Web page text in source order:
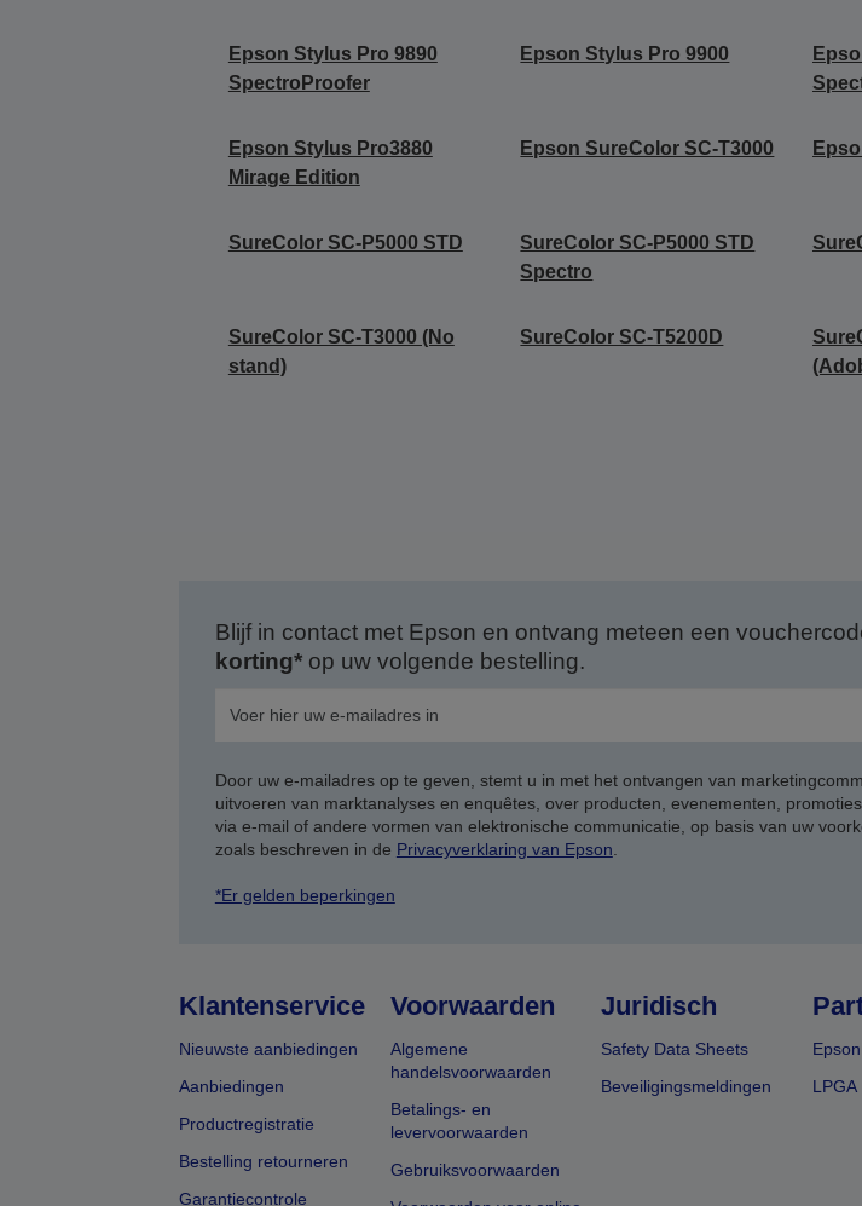
Epson Stylus Pro 9890
SpectroProofer
Epson Stylus Pro 9900
Epson Stylus Pro3880
Mirage Edition
Epson SureColor SC-T3000
SureColor SC-P5000 STD
SureColor SC-P5000 STD
Spectro
SureColor SC-T3000 (No
stand)
SureColor SC-T5200D
Blijf in contact met Epson en ontvang meteen een
korting*op uw volgende bestelling.
Door uw e-mailadres op te geven, stemt u in met het ontvangen van
uitvoeren van marktanalyses en enquêtes, over producten, evenementen,
via e-mail of andere vormen van elektronische communicatie, op basis van uw
zoals beschreven in de Privacyverklaring van Epson
*Er gelden beperkingen
Klantenservice
Nieuwste aanbiedingen
Aanbiedingen
Productregistratie
Bestelling retourneren
Garantiecontrole
Voorwaarden
Algemene
handelsvoorwaarden
Betalings- en
levervoorwaarden
Gebruiksvoorwaarden
Juridisch
Safety Data Sheets
Beveiligingsmeldingen
LPGA